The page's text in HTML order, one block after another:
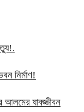
নির্মাণ!
আলমের যাবজ্জীবন